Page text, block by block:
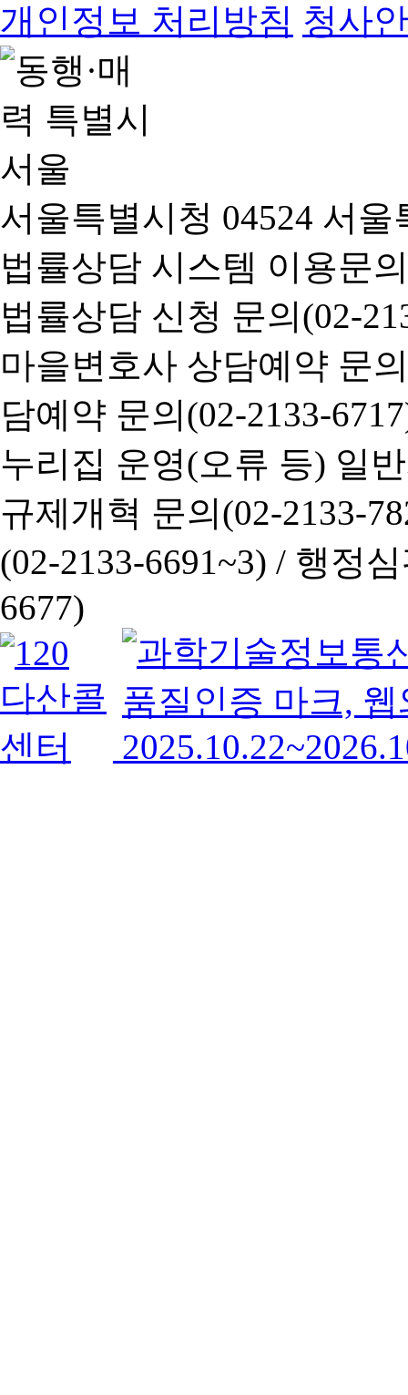
개인정보 처리방침 청사
서울특별시청 04524 서
법률상담 시스템 이용문
법률상담 신청 문의(02-
마을변호사 상담예약 문
담예약 문의(02-2133-
누리집 운영(오류 등) 일
규제개혁 문의(02-2133-
(02-2133-6691~3) / 행정심
6677)